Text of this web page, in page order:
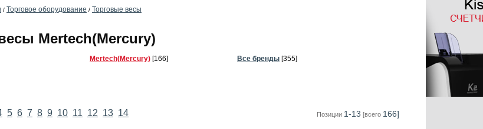
/ Торговое оборудование / Торговые весы
Mertech(Mercury)
Mertech(Mercury) [166] Все бренды [355]
5 6 7 8 9 10 11 12 13 14 Позиции 1-13 [всего 166]